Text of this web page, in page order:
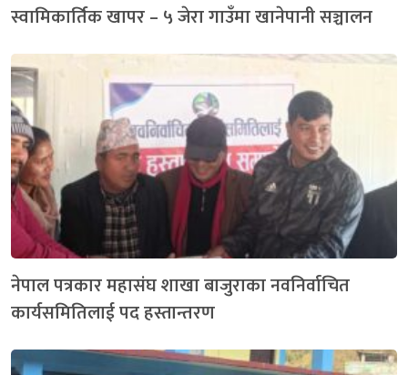
स्वामिकार्तिक खापर – ५ जेरा गाउँमा खानेपानी सञ्चालन
नेपाल पत्रकार महासंघ शाखा बाजुराका नवनिर्वाचित
कार्यसमितिलाई पद हस्तान्तरण